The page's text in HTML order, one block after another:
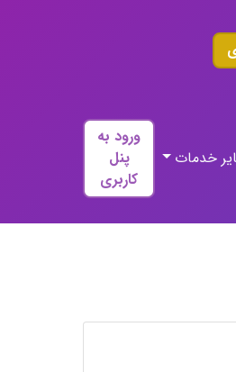
خدمات
ورود به
پنل
کاربری